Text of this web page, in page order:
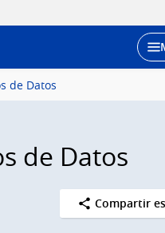
de Datos
de Datos
Compartir